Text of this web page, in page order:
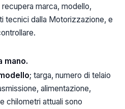
recupera marca, modello,
tecnici dalla Motorizzazione, e
mano.
; targa, numero di telaio
alimentazione,
chilometri attuali sono